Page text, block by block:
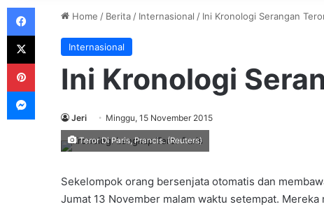
Home / Berita / Internasional / Ini Kronologi Serangan
Internasional
Ini Kronologi
Jeri Minggu, 15 November 2015
Teror Di Paris, Prancis. (Reuters)
Sekelompok orang bersenjata otomatis dan
Jumat 13 November malam waktu setempat.
Facebook
X
Pinterest
Messenger